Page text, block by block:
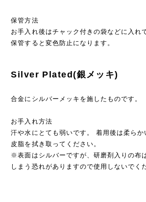
保管方法
お手入れ後はチャック付きの袋などに入れ
保管すると変色防止になります。
Silver Plated(銀メッキ)
合金にシルバーメッキを施したものです。
お手入れ方法
汗や水にとても弱いです。 着用後は柔ら
皮脂を拭き取ってください。
※表面はシルバーですが、研磨剤入りの布
しまう恐れがありますので使用しないでく